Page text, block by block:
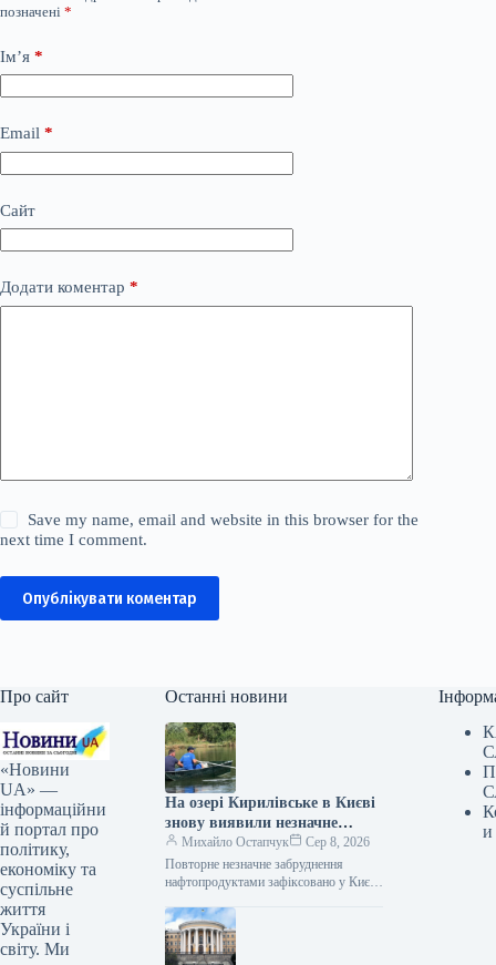
позначені *
Ім’я *
Email *
Сайт
Додати коментар *
Save my name, email and website in this browser for the
next time I comment.
Опублікувати коментар
Про сайт
«Новини
UA» —
інформаційни
й портал про
політику,
економіку та
суспільне
життя
України і
світу. Ми
Останні новини
На озері Кирилівське в Києві
знову виявили незначне
забруднення після нападу
росіян.
Михайло Остапчук
Сер 8, 2026
Повторне незначне забруднення
нафтопродуктами зафіксовано у Києві
Сирець після російської атаки, що
сталася в ніч…
и